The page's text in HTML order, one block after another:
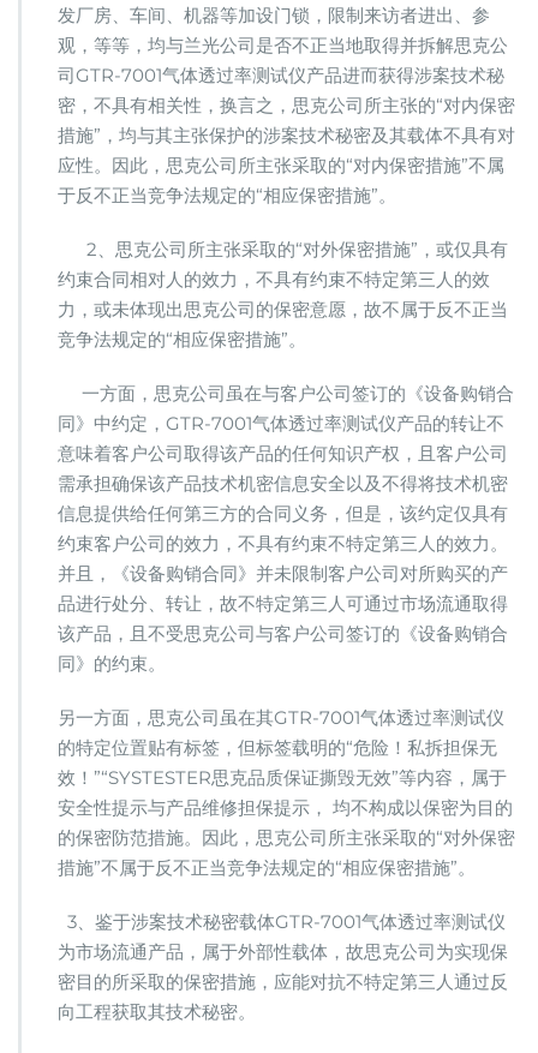
发厂房、车间、机器等加设门锁，限制来访者进出、参
观，等等，均与兰光公司是否不正当地取得并拆解思克公
司GTR-7001气体透过率测试仪产品进而获得涉案技术秘
密，不具有相关性，换言之，思克公司所主张的“对内保密
措施”，均与其主张保护的涉案技术秘密及其载体不具有对
应性。因此，思克公司所主张采取的“对内保密措施”不属
于反不正当竞争法规定的“相应保密措施”。
2、思克公司所主张采取的“对外保密措施”，或仅具有
约束合同相对人的效力，不具有约束不特定第三人的效
力，或未体现出思克公司的保密意愿，故不属于反不正当
竞争法规定的“相应保密措施”。
一方面，思克公司虽在与客户公司签订的《设备购销合
同》中约定，GTR-7001气体透过率测试仪产品的转让不
意味着客户公司取得该产品的任何知识产权，且客户公司
需承担确保该产品技术机密信息安全以及不得将技术机密
信息提供给任何第三方的合同义务，但是，该约定仅具有
约束客户公司的效力，不具有约束不特定第三人的效力。
并且，《设备购销合同》并未限制客户公司对所购买的产
品进行处分、转让，故不特定第三人可通过市场流通取得
该产品，且不受思克公司与客户公司签订的《设备购销合
同》的约束。
另一方面，思克公司虽在其GTR-7001气体透过率测试仪
的特定位置贴有标签，但标签载明的“危险！私拆担保无
效！”“SYSTESTER思克品质保证撕毁无效”等内容，属于
安全性提示与产品维修担保提示， 均不构成以保密为目的
的保密防范措施。因此，思克公司所主张采取的“对外保密
措施”不属于反不正当竞争法规定的“相应保密措施”。
3、鉴于涉案技术秘密载体GTR-7001气体透过率测试仪
为市场流通产品，属于外部性载体，故思克公司为实现保
密目的所采取的保密措施，应能对抗不特定第三人通过反
向工程获取其技术秘密。